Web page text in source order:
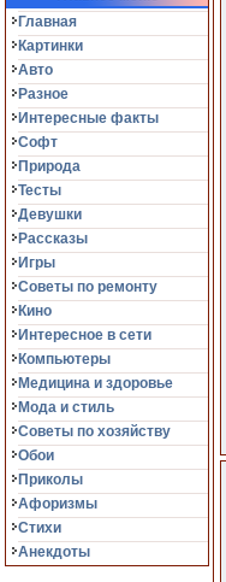
Главная
Картинки
Авто
Разное
Интересные факты
Софт
Природа
Тесты
Девушки
Рассказы
Игры
Советы по ремонту
Кино
Интересное в сети
Компьютеры
Медицина и здоровье
Мода и стиль
Советы по хозяйству
Обои
Приколы
Афоризмы
Стихи
Анекдоты